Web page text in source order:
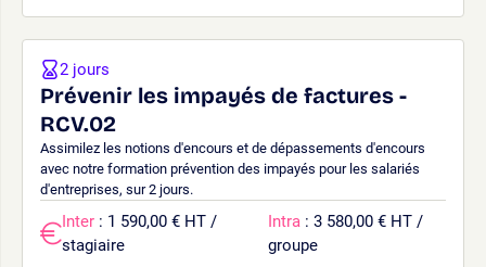
Prévenir les impayés de factures -
RCV.02
Assimilez les notions d'encours et de dépassements d'encours
avec notre formation prévention des impayés pour les salariés
d'entreprises, sur 2 jours.
2 jours
Inter : 1 590,00 € HT /
stagiaire
Intra : 3 580,00 € HT /
groupe